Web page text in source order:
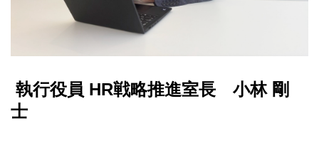
執行役員 HR戦略推進室長 小林 剛
士